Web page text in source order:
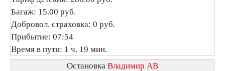
Багаж: 15.00 руб.
Добровол. страховка: 0 руб.
Прибытие: 07:54
Время в пути: 1 ч. 19 мин.
Остановка Владимир АВ